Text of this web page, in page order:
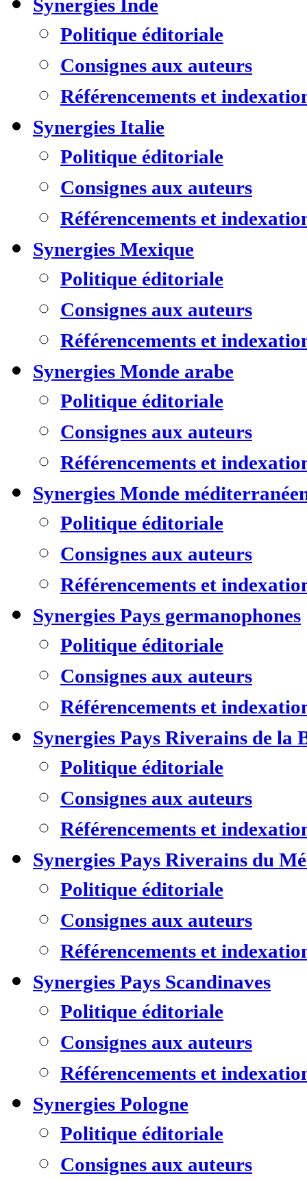
Synergies Inde
Politique éditoriale
Consignes aux auteurs
Référencements et
Synergies Italie
Politique éditoriale
Consignes aux auteurs
Référencements et
Synergies Mexique
Politique éditoriale
Consignes aux auteurs
Référencements et
Synergies Monde arabe
Politique éditoriale
Consignes aux auteurs
Référencements et
Synergies Monde
Politique éditoriale
Consignes aux auteurs
Référencements et
Synergies Pays germanophones
Politique éditoriale
Consignes aux auteurs
Référencements et
Synergies Pays Riverains de la
Politique éditoriale
Consignes aux auteurs
Référencements et
Synergies Pays Riverains du
Politique éditoriale
Consignes aux auteurs
Référencements et
Synergies Pays Scandinaves
Politique éditoriale
Consignes aux auteurs
Référencements et
Synergies Pologne
Politique éditoriale
Consignes aux auteurs